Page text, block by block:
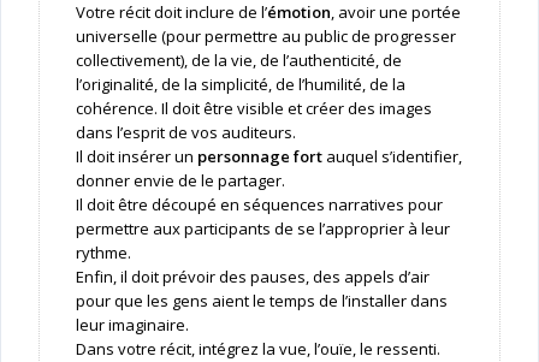
Votre récit doit inclure de l’émotion, avoir une portée
universelle (pour permettre au public de progresser
collectivement), de la vie, de l’authenticité, de
l’originalité, de la simplicité, de l’humilité, de la
cohérence. Il doit être visible et créer des images
dans l’esprit de vos auditeurs.
Il doit insérer un personnage fortauquel s’identifier,
donner envie de le partager.
Il doit être découpé en séquences narratives pour
permettre aux participants de se l’approprier à leur
rythme.
Enfin, il doit prévoir des pauses, des appels d’air
pour que les gens aient le temps de l’installer dans
leur imaginaire.
Dans votre récit, intégrez la vue, l’ouïe, le ressenti.